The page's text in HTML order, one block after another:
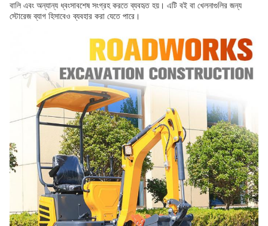
বালি এবং অন্যান্য ধ্বংসাবশেষ সংগ্রহ করতে ব্যবহৃত হয়। এটি বই বা খেলনাগুলির জন্য
স্টোরেজ ব্যাগ হিসাবেও ব্যবহার করা যেতে পারে।